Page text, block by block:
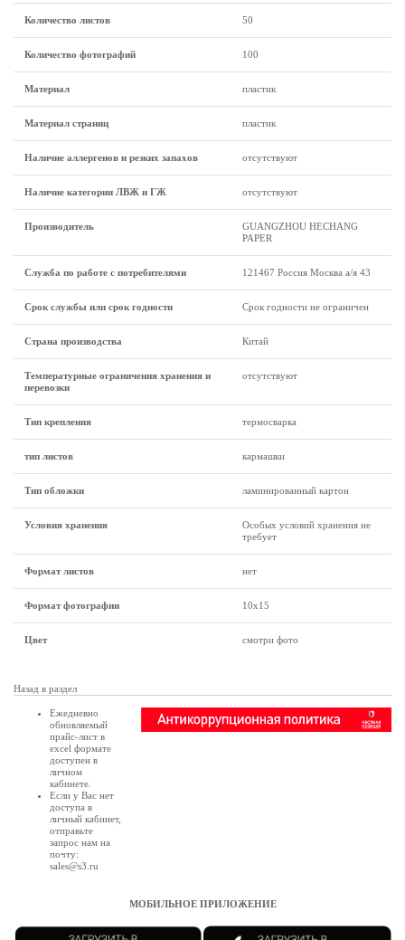
Количество листов 50
Количество фотографий 100
Материал пластик
Материал страниц пластик
Наличие аллергенов и резких запахов отсутствуют
Наличие категории ЛВЖ и ГЖ отсутствуют
Производитель
GUANGZHOU HECHANG
PAPER
Служба по работе с потребителями 121467 Россия Москва а/я 43
Срок службы или срок годности Срок годности не ограничен
Страна производства Китай
Температурные ограничения хранения и
перевозки
отсутствуют
Тип крепления термосварка
тип листов кармашки
Тип обложки ламинированный картон
Условия хранения
Особых условий хранения не
требует
Формат листов нет
Формат фотографии 10х15
Цвет смотри фото
Назад в раздел
Ежедневно
обновляемый
прайс-лист в
excel формате
доступен в
личном
кабинете
Если у Вас нет
доступа в
личный кабинет,
отправьте
запрос нам на
почту:
sales@s3.ru
МОБИЛЬНОЕ ПРИЛОЖЕНИЕ